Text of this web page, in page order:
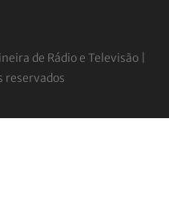
de Rádio e Televisão |
reservados